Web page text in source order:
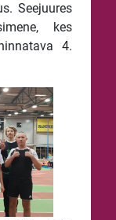
Seejuures
kes
4.